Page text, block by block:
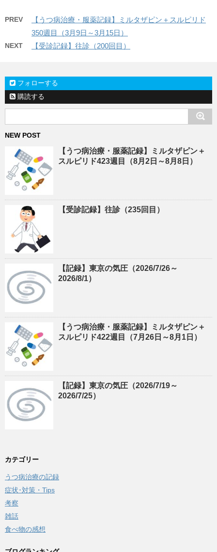
PREV
【うつ病治療・服薬記録】ミルタザピン＋スルピリド
350週目（3月9日～3月15日）
NEXT 【受診記録】往診（200回目）
フォローする
購読する
NEW POST
【うつ病治療・服薬記録】ミルタザピン＋
スルピリド423週目（8月2日～8月8日）
【受診記録】往診（235回目）
【記録】東京の気圧（2026/7/26～
2026/8/1）
【うつ病治療・服薬記録】ミルタザピン＋
スルピリド422週目（7月26日～8月1日）
【記録】東京の気圧（2026/7/19～
2026/7/25）
カテゴリー
うつ病治療の記録
症状･対策・Tips
考察
雑話
食べ物の感想